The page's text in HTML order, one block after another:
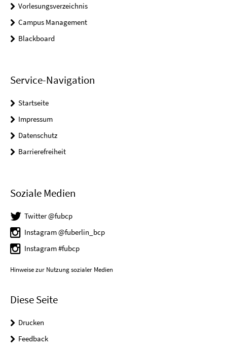
Vorlesungsverzeichnis
Campus Management
Blackboard
Service-Navigation
Startseite
Impressum
Datenschutz
Barrierefreiheit
Soziale Medien
Twitter @fubcp
Instagram @fuberlin_bcp
Instagram #fubcp
Hinweise zur Nutzung sozialer Medien
Diese Seite
Drucken
Feedback